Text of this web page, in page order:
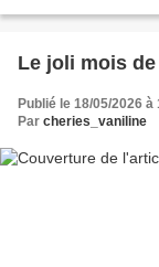
Le joli mois de
Publié le 18/05/2026 à
Par cheries_vaniline